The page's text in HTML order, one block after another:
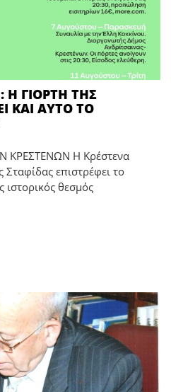
Η ΓΙΟΡΤΗ ΤΗΣ
ΚΑΙ ΑΥΤΟ ΤΟ
Η Κρέστενα
Σταφίδας επιστρέφει το
θεσμός